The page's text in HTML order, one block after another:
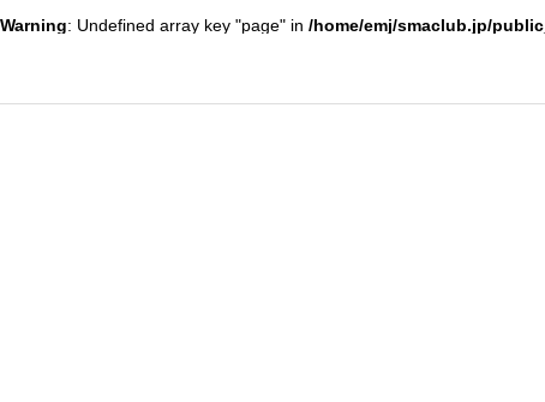
Warning: Undefined array key "page" in /home/emj/smaclub.jp/